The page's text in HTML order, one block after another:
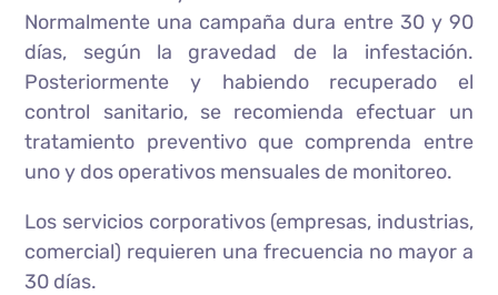
Normalmente una campaña dura entre 30 y 90
días, según la gravedad de la infestación.
Posteriormente y habiendo recuperado el
control sanitario, se recomienda efectuar un
tratamiento preventivo que comprenda entre
uno y dos operativos mensuales de monitoreo.
Los servicios corporativos (empresas, industrias,
comercial) requieren una frecuencia no mayor a
30 días.